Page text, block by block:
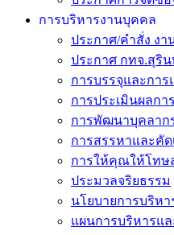
การบริหารงานบุคคล
ประกาศ/คำสั่ง งา
ประกาศ กทจ.สุริน
การบรรจุและการ
การประเมินผลก
การพัฒนาบุคลาก
การสรรหาและคั
การให้คุณให้โทษ
ประมวลจริยธรรม
นโยบายการบริห
แผนการบริหารแ